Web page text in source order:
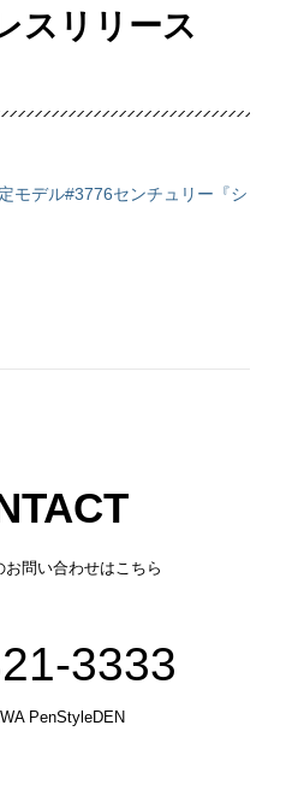
スリリース
モデル#3776センチュリー『シ
お問い合わせはこちら
3333
PenStyleDEN